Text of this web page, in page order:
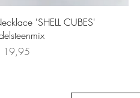
Quick View
'SHELL CUBES'
19,95